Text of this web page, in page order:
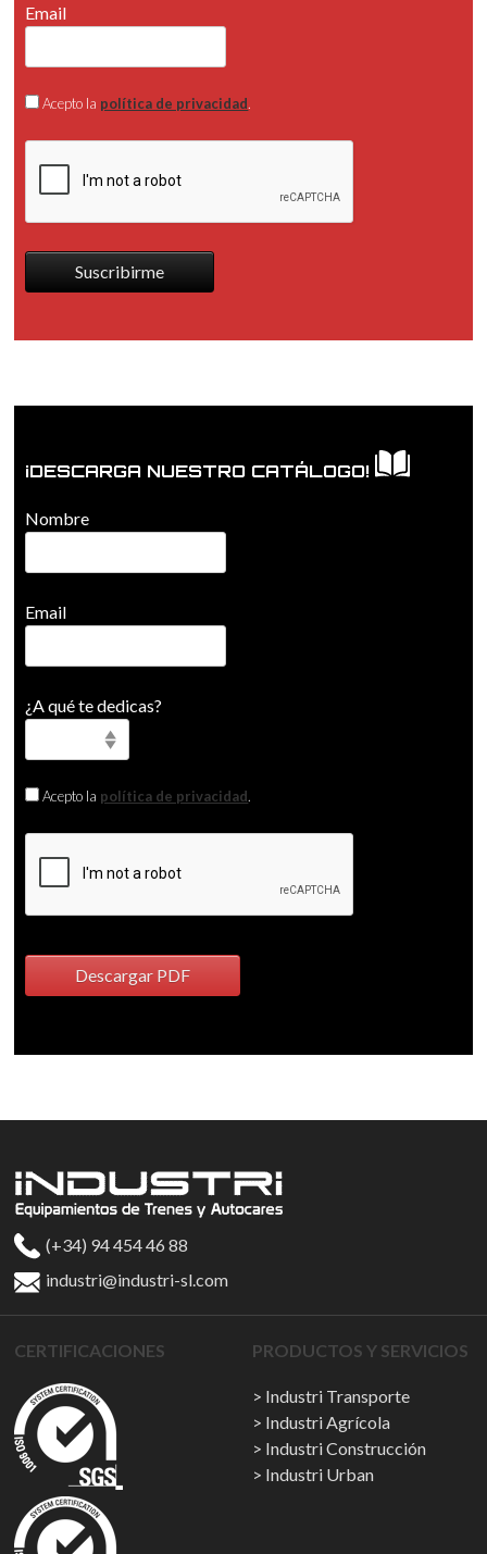
Email
Acepto la política de privacidad.
Suscribirme
¡DESCARGA NUESTRO CATÁLOGO!
Nombre
Email
¿A qué te dedicas?
Acepto la política de privacidad.
Descargar PDF
(+34) 94 454 46 88
industri@industri-sl.com
CERTIFICACIONES PRODUCTOS Y SERVICIOS
Industri Transporte
Industri Agrícola
Industri Construcción
Industri Urban